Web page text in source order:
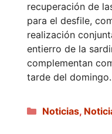
recuperación de
para el desfile,
realización
entierro de la
complementan
tarde del domingo.
Categorías
Noticias,